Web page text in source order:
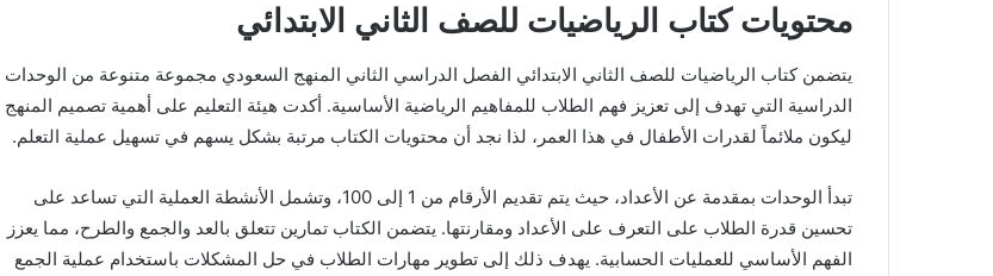
محتويات كتاب الرياضيات للصف الثاني الابتدائي
يتضمن كتاب الرياضيات للصف الثاني الابتدائي الفصل الدراسي الثاني المنهج السعودي مجموعة متنوعة من الوحدات
الدراسية التي تهدف إلى تعزيز فهم الطلاب للمفاهيم الرياضية الأساسية. أكدت هيئة التعليم على أهمية تصميم المنهج
ليكون ملائماً لقدرات الأطفال في هذا العمر، لذا نجد أن محتويات الكتاب مرتبة بشكل يسهم في تسهيل عملية التعلم.
تبدأ الوحدات بمقدمة عن الأعداد، حيث يتم تقديم الأرقام من 1 إلى 100، وتشمل الأنشطة العملية التي تساعد على
تحسين قدرة الطلاب على التعرف على الأعداد ومقارنتها. يتضمن الكتاب تمارين تتعلق بالعد والجمع والطرح، مما يعزز
الفهم الأساسي للعمليات الحسابية. يهدف ذلك إلى تطوير مهارات الطلاب في حل المشكلات باستخدام عملية الجمع